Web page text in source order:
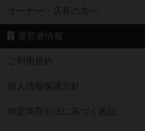
オーナー・店長の方へ
運営者情報
ご利用規約
個人情報保護方針
特定商取引法に基づく表記